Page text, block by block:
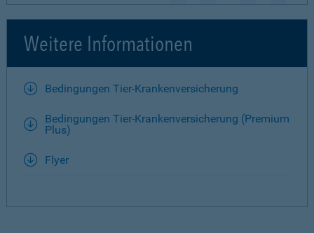
Weitere Informationen
Bedingungen Tier-Krankenversicherung
Bedingungen Tier-Krankenversicherung (Premium
Plus)
Flyer